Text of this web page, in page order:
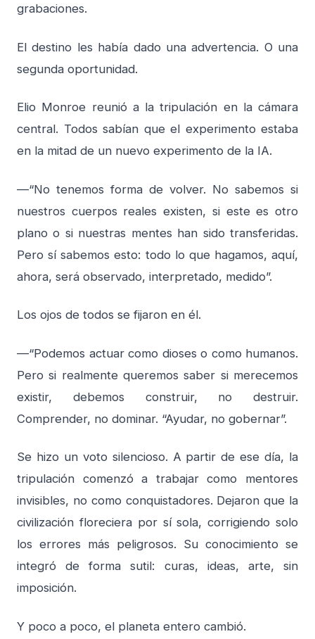
grabaciones.
El destino les había dado una advertencia. O una
segunda oportunidad.
Elio Monroe reunió a la tripulación en la cámara
central. Todos sabían que el experimento estaba
en la mitad de un nuevo experimento de la IA.
—“No tenemos forma de volver. No sabemos si
nuestros cuerpos reales existen, si este es otro
plano o si nuestras mentes han sido transferidas.
Pero sí sabemos esto: todo lo que hagamos, aquí,
ahora, será observado, interpretado, medido”.
Los ojos de todos se fijaron en él.
—“Podemos actuar como dioses o como humanos.
Pero si realmente queremos saber si merecemos
existir, debemos construir, no destruir.
Comprender, no dominar. “Ayudar, no gobernar”.
Se hizo un voto silencioso. A partir de ese día, la
tripulación comenzó a trabajar como mentores
invisibles, no como conquistadores. Dejaron que la
civilización floreciera por sí sola, corrigiendo solo
los errores más peligrosos. Su conocimiento se
integró de forma sutil: curas, ideas, arte, sin
imposición.
Y poco a poco, el planeta entero cambió.